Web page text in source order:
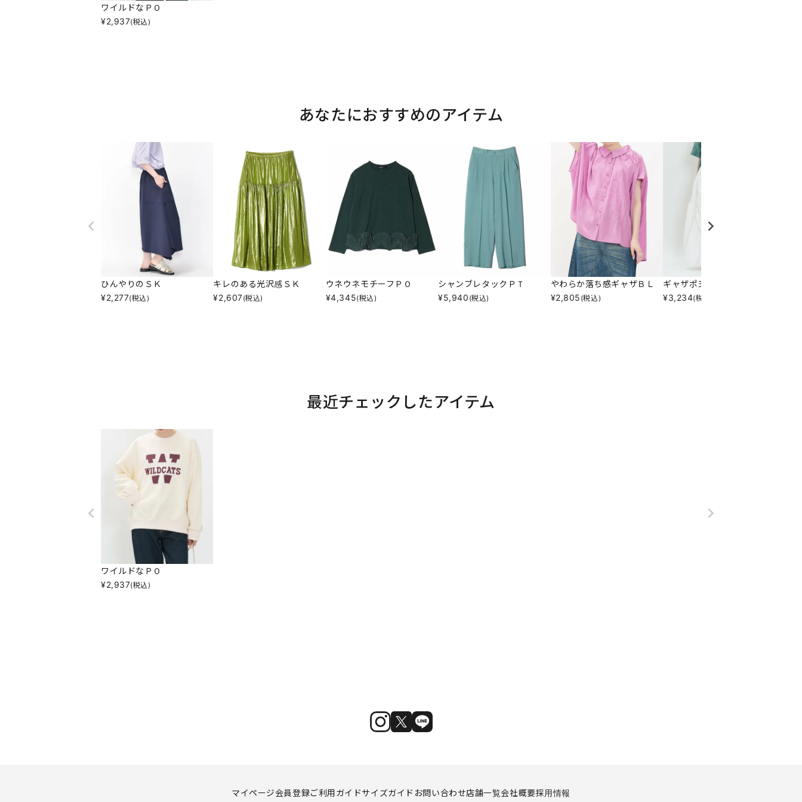
ワイルドなＰＯ
¥2,937(税込)
あなたにおすすめのアイテム
ひんやりのＳＫ
¥2,277(税込)
キレのある光沢感ＳＫ
¥2,607(税込)
ウネウネモチーフＰＯ
¥4,345(税込)
シャンブレタックＰＴ
¥5,940 (税込)
やわらか落ち感ギャザＢＬ
¥2,805 (税込)
ギャザポヨンバルーンＳＫ
¥3,234(税込)
最近チェックしたアイテム
ワイルドなＰＯ
¥2,937(税込)
マイページ会員登録ご利用ガイドサイズガイド お問い合わせ店舗一覧会社概要採用情報